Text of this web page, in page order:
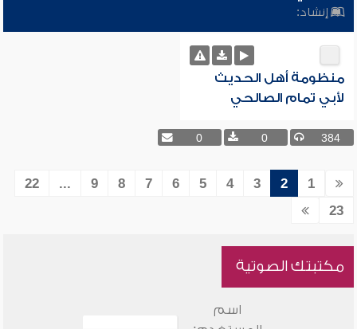
إنشاد:
منظومة أهل الحديث
لأبي تمام الصالحي
384
0
0
1
2
3
4
5
6
7
8
9
...
22
23
مكتبتك الصوتية
اسم